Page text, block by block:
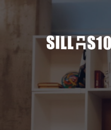
contenido